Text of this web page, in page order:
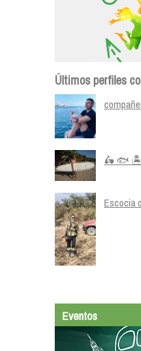
Últimos perfiles
🛵 🐟 🏝️
Escocia
Eventos